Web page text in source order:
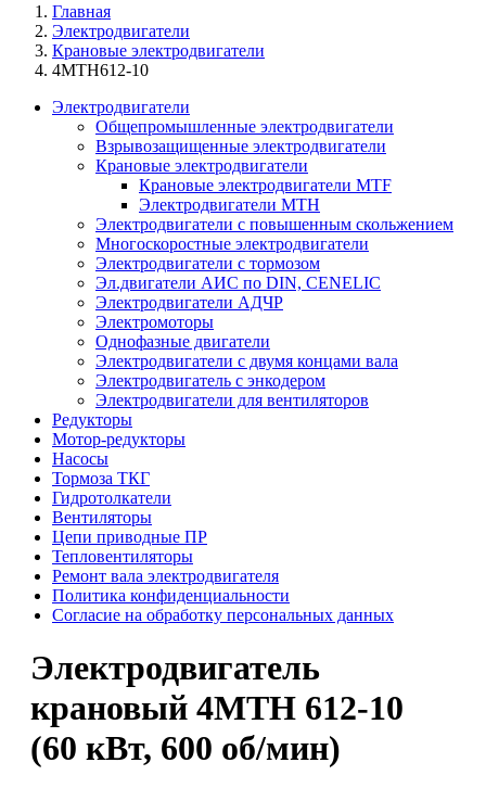
Главная
Электродвигатели
Крановые электродвигатели
4MTH612-10
Электродвигатели
Общепромышленные электродвигатели
Взрывозащищенные электродвигатели
Крановые электродвигатели
Крановые электродвигатели MTF
Электродвигатели МТН
Электродвигатели с повышенным скольжением
Многоскоростные электродвигатели
Электродвигатели с тормозом
Эл.двигатели АИC по DIN, CENELIC
Электродвигатели АДЧР
Электромоторы
Однофазные двигатели
Электродвигатели с двумя концами вала
Электродвигатель с энкодером
Электродвигатели для вентиляторов
Редукторы
Мотор-редукторы
Насосы
Тормоза ТКГ
Гидротолкатели
Вентиляторы
Цепи приводные ПР
Тепловентиляторы
Ремонт вала электродвигателя
Политика конфиденциальности
Согласие на обработку персональных данных
Электродвигатель
крановый 4MTН 612-10
(60 кВт, 600 об/мин)